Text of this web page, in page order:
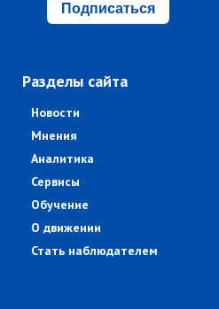
Подписаться
Разделы сайта
Новости
Мнения
Аналитика
Сервисы
Обучение
О движении
Стать наблюдателем